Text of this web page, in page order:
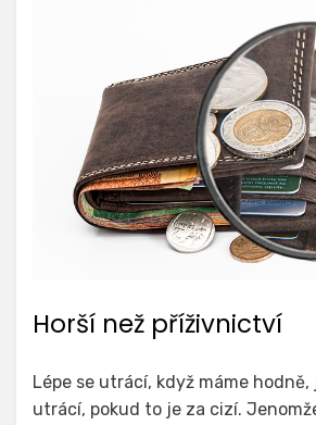
Horší než příživnictví
Lépe se utrácí, když máme hodně,
utrácí, pokud to je za cizí.